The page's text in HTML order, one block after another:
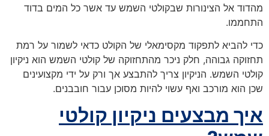
מהדוד אל הצינורות שבקולטי השמש עד אשר כל המים בדוד
התחממו.
כדי להביא לתפקוד מקסימאלי של הקולט כדאי לשמור על רמת
תחזוקה גבוהה, חלק ניכר מהתחזוקה של קולטי השמש הוא ניקיון
קולטי השמש. הניקיון צריך להתבצע אך ורק על ידי מקצועינים
שכן הוא מורכב ואף עשוי להיות מסוכן עבור חובבנים.
איך מבצעים ניקיון קולטי